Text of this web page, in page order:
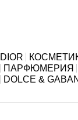
DIOR
ПАРФЮМЕРИЯ
DOLCE &